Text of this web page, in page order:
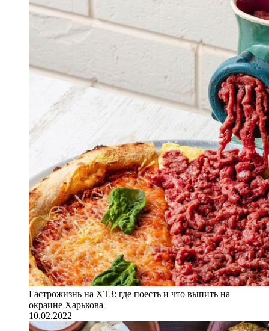
Гастрожизнь на ХТЗ: где поесть и что выпить на
окраине Харькова
10.02.2022